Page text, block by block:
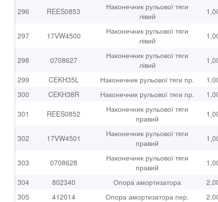
296 REES0853
Наконечник рульової тяги
лівий
297 17VW4500
Наконечник рульової тяги
лівий
298 0708627
Наконечник рульової тяги
лівий
299
CEKH35L Наконечник рульової тяги пр.
300
CEKH38R Наконечник рульової тяги пр.
301
REES0852
Наконечник рульової тяги
правий
302 17VW4501
Наконечник рульової тяги
правий
303 0708628
Наконечник рульової тяги
правий
304
802340 Опора амортизатора
305
412014 Опора амортизатора пер.